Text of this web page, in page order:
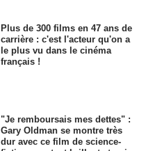
Plus de 300 films en 47 ans de
carrière : c'est l'acteur qu'on a
le plus vu dans le cinéma
français !
"Je remboursais mes dettes" :
Gary Oldman se montre très
dur avec ce film de science-